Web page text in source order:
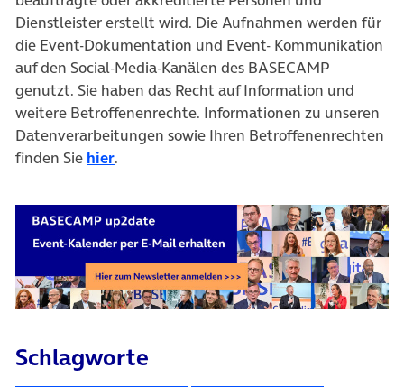
Dienstleister erstellt wird. Die Aufnahmen werden für
die Event-Dokumentation und Event- Kommunikation
auf den Social-Media-Kanälen des BASECAMP
genutzt. Sie haben das Recht auf Information und
weitere Betroffenenrechte. Informationen zu unseren
Datenverarbeitungen sowie Ihren Betroffenenrechten
finden Sie hier.
Schlagworte